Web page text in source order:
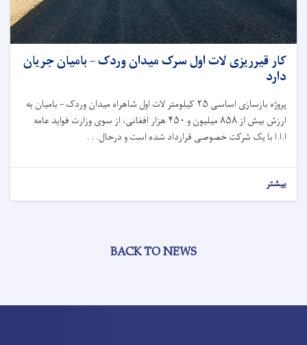
کار قیرریزی لات اول سرک میدان وردک – بامیان جریان
دارد
پروژه بازسازی اساسی ۲۵کیلومتر لات اول شاهراه میدان وردک – بامیان به
ارزش بیش از۸۵۸میلیون و ۴۵۰ هزار افغانی، از سوی وزارت فواید عامه
ا.ا.ا با یک شرکت خصوصی قرارداد شده است و درحال. . .
بیشتر
BACK TO NEWS